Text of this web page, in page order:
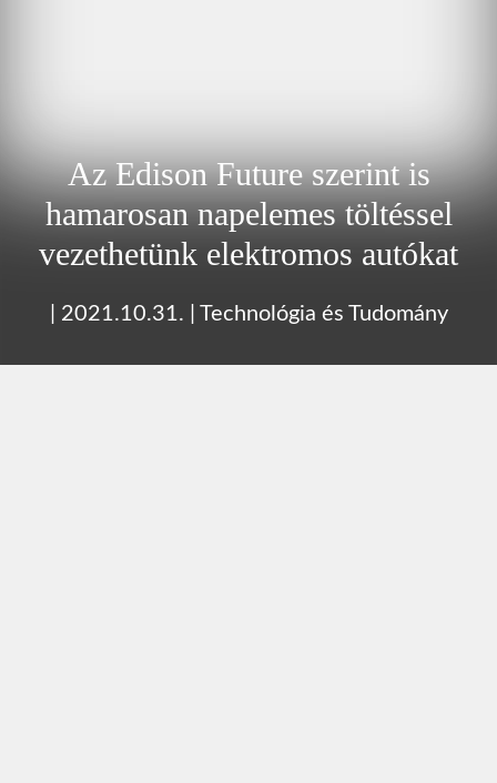
Az Edison Future szerint is
hamarosan napelemes töltéssel
vezethetünk elektromos autókat
2021.10.31. Technológia és Tudomány